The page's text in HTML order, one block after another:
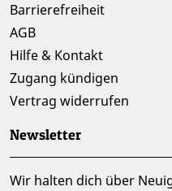
Barrierefreiheit
AGB
Hilfe & Kontakt
Zugang kündigen
Vertrag widerrufen
Newsletter
Wir halten dich über